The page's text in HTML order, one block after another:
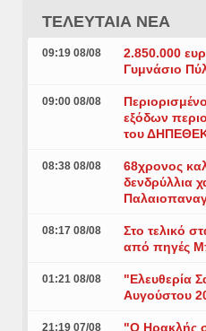
ΤΕΛΕΥΤΑΙΑ ΝΕΑ
09:19 08/08
2.850.000
Γυμνάσιο
09:00 08/08
εξόδων
του
08:38 08/08
68χρονος
δενδρύλλια
08:17 08/08
Στο τελικό
από πηγές
01:21 08/08
"Ελευθερία
Αυγούστου
21:19 07/08
"Ο Ηρακλής